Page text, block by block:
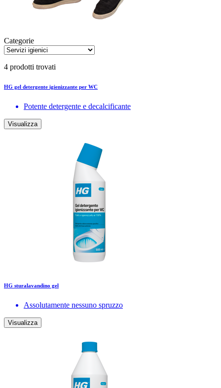
Categorie
4 prodotti trovati
HG gel detergente igienizzante per WC
Potente detergente e decalcificante
Visualizza
HG sturalavandino gel
Assolutamente nessuno spruzzo
Visualizza